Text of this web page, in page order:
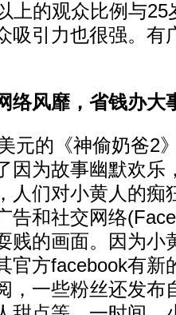
上的观众比例与
吸引力也很强。有
络风靡，省钱办大
的《神偷奶爸2
因为故事幽默欢乐
人们对小黄人的痴
告和社交网络
贱的画面。因为小
官方facebook有新
，一些粉丝还发布